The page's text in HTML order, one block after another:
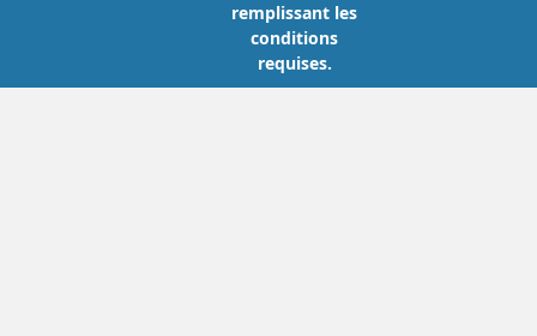
remplissant les
conditions
requises.